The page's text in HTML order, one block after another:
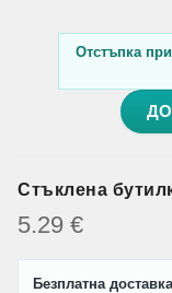
Отстъпка
Стъклена
5.29 €
Безплатна